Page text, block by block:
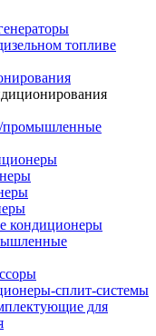
топливе
промышленные
кондиционеры
сплит-системы
для